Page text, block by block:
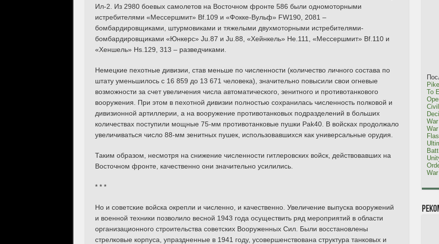
Ил-2. Из 2980 боевых самолетов на Восточном фронте 586 были одномоторными
истребителями «Мессершмит» Bf.109 и «Фокке-Вульф» FW190, 2081 –
бомбардировщиками, штурмовиками и тяжелыми двухмоторными истребителями-
бомбардировщиками «Юнкерс» Ju.87 и Ju.88, «Хейнкель» He.111, «Мессершмит» Bf.110 и
«Хеншель» Hs.129, 313 – разведчиками.
Немецкие пехотные дивизии, став меньше по численности (количество личного состава по
штату уменьшилось с 16 859 до 13 671 человека), значительно повысили свои огневые
возможности за счет увеличения числа автоматического, зенитного и противотанкового
вооружения. При этом в пехотной дивизии полностью сохранилась численность полковой и
дивизионной артиллерии, а на вооружение противотанковых подразделений в больших
количествах поступили мощные 75-мм противотанковые пушки Pak40. В войсках продолжало
увеличиваться число 88-мм зенитных пушек, использовавшихся как универсальные орудия.
Таким образом, несмотря на снижение численности гитлеровских войск, действовавших на
Восточном фронте, качественно они значительно усилились.
* * *
Но и советские войска окрепли и численно, и качественно. Увеличение выпуска вооружений
и военной техники позволило весной 1943 года осуществить ряд мероприятий в области
организационного строительства советских Вооруженных Сил. Были восстановлены
стрелковые корпуса, упраздненные в 1941 году, усовершенствована структура танковых и
To